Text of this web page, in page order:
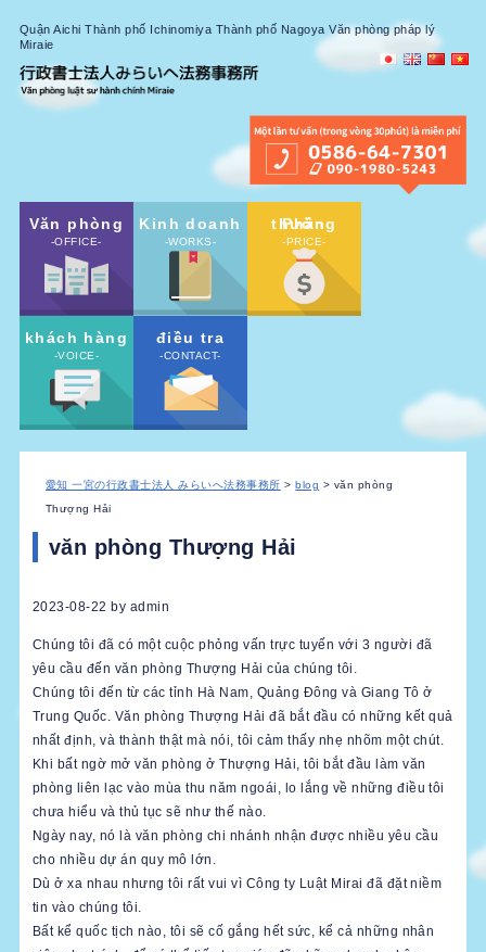
Quận Aichi Thành phố Ichinomiya Thành phố Nagoya Văn phòng pháp lý
Miraie
Văn phòng
-OFFICE-
Kinh doanh
-WORKS-
Phần thưởng
-PRICE-
khách hàng
-VOICE-
điều tra
-CONTACT-
愛知 一宮の行政書士法人 みらいへ法務事務所 > blog > văn phòng
Thượng Hải
văn phòng Thượng Hải
2023-08-22 by admin
Chúng tôi đã có một cuộc phỏng vấn trực tuyến với 3 người đã
yêu cầu đến văn phòng Thượng Hải của chúng tôi.
Chúng tôi đến từ các tỉnh Hà Nam, Quảng Đông và Giang Tô ở
Trung Quốc. Văn phòng Thượng Hải đã bắt đầu có những kết quả
nhất định, và thành thật mà nói, tôi cảm thấy nhẹ nhõm một chút.
Khi bất ngờ mở văn phòng ở Thượng Hải, tôi bắt đầu làm văn
phòng liên lạc vào mùa thu năm ngoái, lo lắng về những điều tôi
chưa hiểu và thủ tục sẽ như thế nào.
Ngày nay, nó là văn phòng chi nhánh nhận được nhiều yêu cầu
cho nhiều dự án quy mô lớn.
Dù ở xa nhau nhưng tôi rất vui vì Công ty Luật Mirai đã đặt niềm
tin vào chúng tôi.
Bất kể quốc tịch nào, tôi sẽ cố gắng hết sức, kể cả những nhân